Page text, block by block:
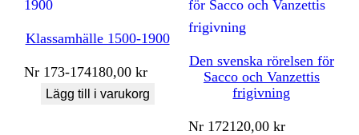
Klassamhälle 1500-1900
Nr 173-174180,00kr
Lägg till i varukorg
Den svenska rörelsen för
Sacco och Vanzettis
frigivning
Nr 172120,00kr